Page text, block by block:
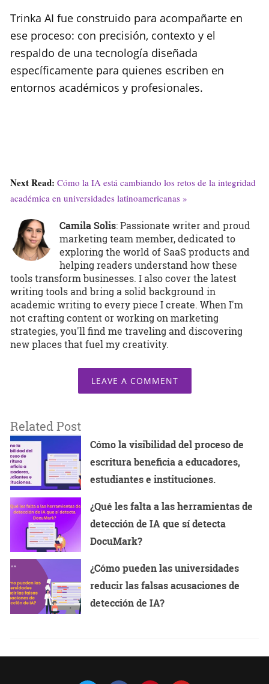
Trinka AI fue construido para acompañarte en
ese proceso: con precisión, contexto y el
respaldo de una tecnología diseñada
específicamente para quienes escriben en
entornos académicos y profesionales.
Next Read: Cómo la IA está cambiando los retos de la integridad
académica en universidades latinoamericanas »
Camila Solis: Passionate writer and proud
marketing team member, dedicated to
exploring the world of SaaS products and
helping readers understand how these
tools transform businesses. I also cover the latest
writing tools and bring a solid background in
academic writing to every piece I create. When I'm
not crafting content or working on marketing
strategies, you'll find me traveling and discovering
new places that fuel my creativity.
LEAVE A COMMENT
Related Post
Cómo la visibilidad del proceso de
escritura beneficia a educadores,
estudiantes e instituciones.
¿Qué les falta a las herramientas de
detección de IA que sí detecta
DocuMark?
¿Cómo pueden las universidades
reducir las falsas acusaciones de
detección de IA?